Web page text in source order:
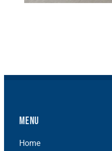
Menu
Home